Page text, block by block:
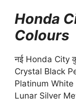
Honda
Colours
नई Honda City
Crystal Black
Platinum
Lunar Silver